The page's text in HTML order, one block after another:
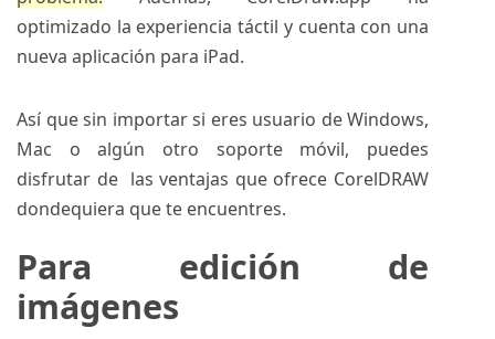
optimizado la experiencia táctil y cuenta con una
nueva aplicación para iPad.
Así que sin importar si eres usuario de Windows,
Mac o algún otro soporte móvil, puedes
disfrutar de las ventajas que ofrece CorelDRAW
dondequiera que te encuentres.
Para edición de
imágenes